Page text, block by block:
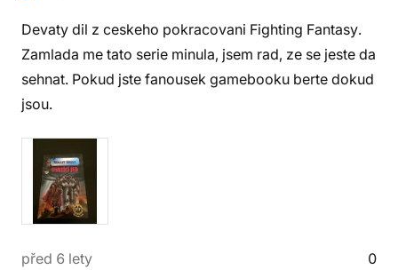
Devaty dil z ceskeho pokracovani Fighting Fantasy.
Zamlada me tato serie minula, jsem rad, ze se jeste da
sehnat. Pokud jste fanousek gamebooku berte dokud
jsou.
před 6 lety 0